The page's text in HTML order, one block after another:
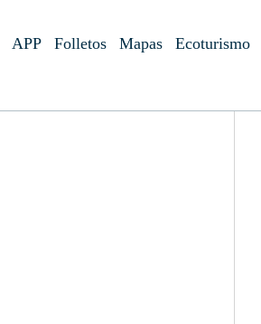
APP Folletos Mapas Ecoturismo